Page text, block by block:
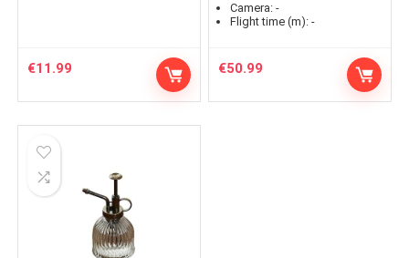
€11.99
Camera: -
Flight time (m): -
€50.99